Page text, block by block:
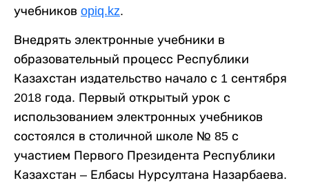
учебников opiq.kz.
Внедрять электронные учебники в
образовательный процесс Республики
Казахстан издательство начало с 1 сентября
2018 года. Первый открытый урок с
использованием электронных учебников
состоялся в столичной школе № 85 с
участием Первого Президента Республики
Казахстан – Елбасы Нурсултана Назарбаева.